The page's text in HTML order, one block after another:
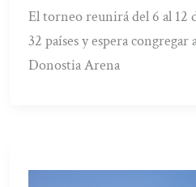
El torneo reunirá del 6 al 12
32 países y espera
Donostia Arena